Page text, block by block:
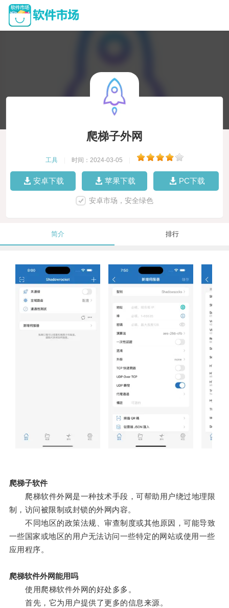
爬梯子外网
工具 时间：2024-03-05
安卓下载 苹果下载 PC下载
安卓市场，安全绿色
简介 排行
爬梯子软件
爬梯软件外网是一种技术手段，可帮助用户绕过地理限
制，访问被限制或封锁的外网内容。
不同地区的政策法规、审查制度或其他原因，可能导致
一些国家或地区的用户无法访问一些特定的网站或使用一些
应用程序。
爬梯软件外网能用吗
使用爬梯软件外网的好处多多。
首先，它为用户提供了更多的信息来源。